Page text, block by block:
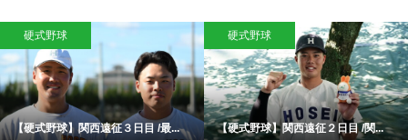
硬式野球
【硬式野球】関西遠征３日目 /最...
硬式野球
【硬式野球】関西遠征２日目 /関...